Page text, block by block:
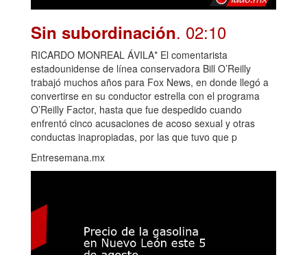
Sin subordinación. 02:10
RICARDO MONREAL ÁVILA* El comentarista
estadounidense de línea conservadora Bill O’Reilly
trabajó muchos años para Fox News, en donde llegó a
convertirse en su conductor estrella con el programa
O’Reilly Factor, hasta que fue despedido cuando
enfrentó cinco acusaciones de acoso sexual y otras
conductas inapropiadas, por las que tuvo que p
Entresemana.mx